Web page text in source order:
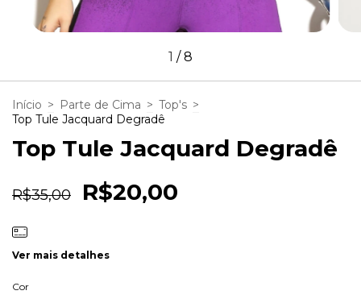
1 /8
Início > Parte de Cima > Top's >
Top Tule Jacquard Degradê
Top Tule Jacquard Degradê
R$35,00 R$20,00
Ver mais detalhes
Cor